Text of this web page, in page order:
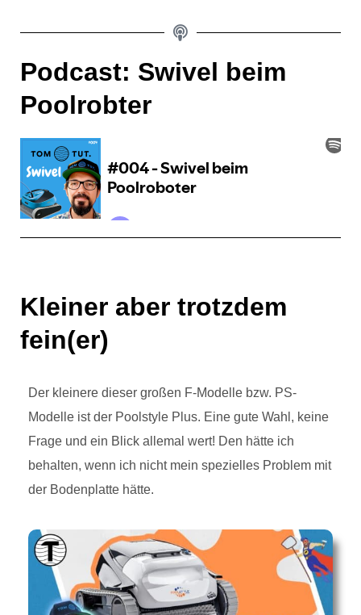
Podcast: Swivel beim
Poolrobter
Kleiner aber trotzdem
fein(er)
Der kleinere dieser großen F-Modelle bzw. PS-
Modelle ist der Poolstyle Plus. Eine gute Wahl, keine
Frage und ein Blick allemal wert! Den hätte ich
behalten, wenn ich nicht mein spezielles Problem mit
der Bodenplatte hätte.